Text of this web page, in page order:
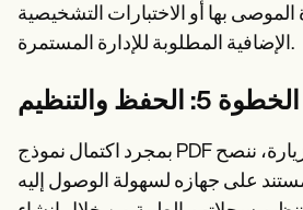
الموصى بها أو الاختبارات التشخيصية
الإضافية المطلوبة للإدارة المستمرة.
الخطوة 5: الحفظ والتنظيم
بمجرد اكتمال نموذج PDF لملخص ما بعد الزيارة، ننصح
على جهازه لسهولة الوصول إليه